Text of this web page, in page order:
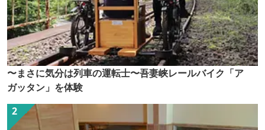
〜まさに気分は列車の運転士〜吾妻峡レールバイク「ア
ガッタン」を体験